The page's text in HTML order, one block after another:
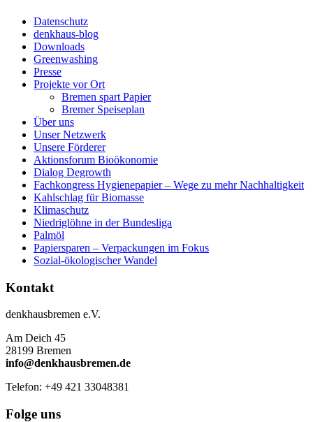
Datenschutz
denkhaus-blog
Downloads
Greenwashing
Presse
Projekte vor Ort
Bremen spart Papier
Bremer Speiseplan
Über uns
Unser Netzwerk
Unsere Förderer
Aktionsforum Bioökonomie
Dialog Degrowth
Fachkongress Hygienepapier – Wege zu mehr Nachhaltigkeit
Kahlschlag für Biomasse
Klimaschutz
Niedriglöhne in der Bundesliga
Palmöl
Papiersparen – Verpackungen im Fokus
Sozial-ökologischer Wandel
Kontakt
denkhausbremen e.V.
Am Deich 45
28199 Bremen
info@denkhausbremen.de
Telefon: +49 421 33048381
Folge uns